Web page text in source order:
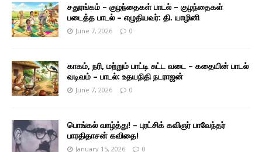
சதுரங்கம் – குழந்தைகள் பாடல் – குழந்தைகள்
படைத்த பாடல் – எழுதியவர்: தி. யாழினி
June 7, 2026 0
காகம், நரி, மற்றும் பாட்டி சுட்ட வடை – கதையின் பாடல்
வடிவம் – பாடல்: உதயநிதி நடராஜன்
June 7, 2026 0
பொங்கல் வாழ்த்து! – புரட்சிக் கவிஞர் பாவேந்தர்
பாரதிதாசன் கவிதை!
January 15, 2026 0